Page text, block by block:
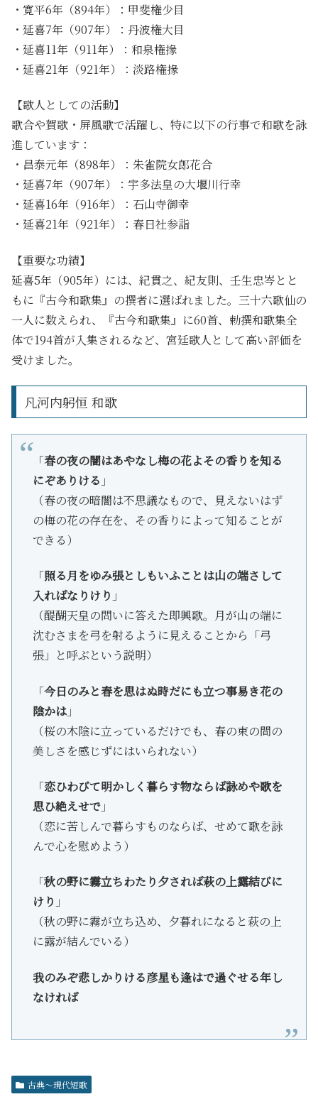
・寛平6年（894年）：甲斐権少目
・延喜7年（907年）：丹波権大目
・延喜11年（911年）：和泉権掾
・延喜21年（921年）：淡路権掾
【歌人としての活動】
歌合や賀歌・屏風歌で活躍し、特に以下の行事で和歌を詠
進しています：
・昌泰元年（898年）：朱雀院女郎花合
・延喜7年（907年）：宇多法皇の大堰川行幸
・延喜16年（916年）：石山寺御幸
・延喜21年（921年）：春日社参詣
【重要な功績】
延喜5年（905年）には、紀貫之、紀友則、壬生忠岑とと
もに『古今和歌集』の撰者に選ばれました。三十六歌仙の
一人に数えられ、『古今和歌集』に60首、勅撰和歌集全
体で194首が入集されるなど、宮廷歌人として高い評価を
受けました。
凡河内躬恒 和歌
「春の夜の闇はあやなし梅の花よその香りを知る
にぞありける 」
（春の夜の暗闇は不思議なもので、見えないはず
の梅の花の存在を、その香りによって知ることが
できる）
「照る月をゆみ張としもいふことは山の端さして
入ればなりけり 」
（醍醐天皇の問いに答えた即興歌。月が山の端に
沈むさまを弓を射るように見えることから「弓
張」と呼ぶという説明）
「今日のみと春を思はぬ時だにも立つ事易き花の
陰かは」
（桜の木陰に立っているだけでも、春の束の間の
美しさを感じずにはいられない）
「恋ひわびて明かしく暮らす物ならば詠めや歌を
思ひ絶えせで」
（恋に苦しんで暮らすものならば、せめて歌を詠
んで心を慰めよう）
「秋の野に霧立ちわたり夕されば萩の上露結びに
けり 」
（秋の野に霧が立ち込め、夕暮れになると萩の上
に露が結んでいる）
我のみぞ悲しかりける彦星も逢はで過ぐせる年し
なければ
古典～現代短歌